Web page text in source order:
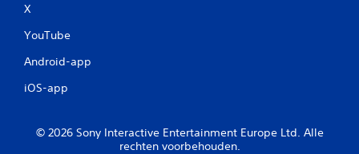
X
YouTube
Android-app
iOS-app
© 2026 Sony Interactive Entertainment Europe Ltd. Alle
rechten voorbehouden.